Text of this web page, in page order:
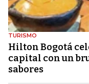
TURISMO
Hilton Bogotá
capital con un
sabores